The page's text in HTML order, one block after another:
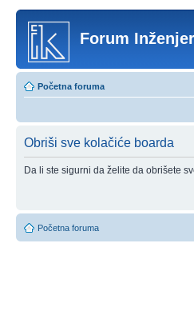
Forum
Početna foruma
Obriši sve kolačiće boarda
Da li ste sigurni da želite da obrišete
Početna foruma